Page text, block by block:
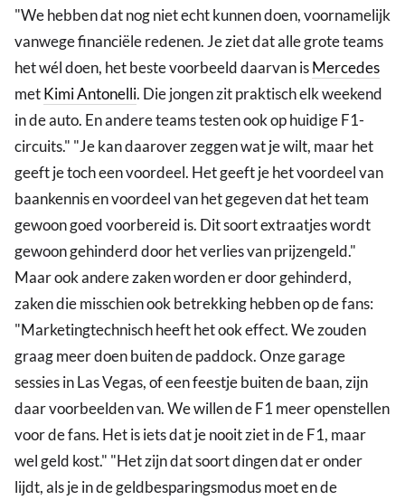
"We hebben dat nog niet echt kunnen doen, voornamelijk
vanwege financiële redenen. Je ziet dat alle grote teams
het wél doen, het beste voorbeeld daarvan isMercedes
metKimi Antonelli. Die jongen zit praktisch elk weekend
in de auto. En andere teams testen ook op huidige F1-
circuits." "Je kan daarover zeggen wat je wilt, maar het
geeft je toch een voordeel. Het geeft je het voordeel van
baankennis en voordeel van het gegeven dat het team
gewoon goed voorbereid is. Dit soort extraatjes wordt
gewoon gehinderd door het verlies van prijzengeld."
Maar ook andere zaken worden er door gehinderd,
zaken die misschien ook betrekking hebben op de fans:
"Marketingtechnisch heeft het ook effect. We zouden
graag meer doen buiten de paddock. Onze garage
sessies in Las Vegas, of een feestje buiten de baan, zijn
daar voorbeelden van. We willen de F1 meer openstellen
voor de fans. Het is iets dat je nooit ziet in de F1, maar
wel geld kost." "Het zijn dat soort dingen dat er onder
lijdt, als je in de geldbesparingsmodus moet en de